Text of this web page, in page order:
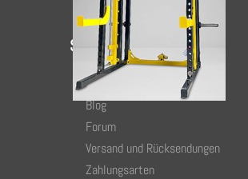
Service
Kontakt
Blog
Forum
Versand und Rücksendungen
Zahlungsarten